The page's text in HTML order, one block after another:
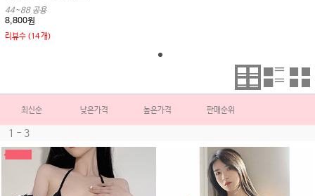
44~88 공용
8,800원
리뷰수 (14 개)
최신순 낮은가격 높은가격 판매순위
1 - 3